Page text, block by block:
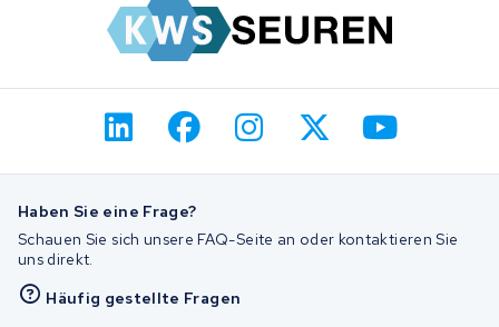
Haben Sie eine Frage?
Schauen Sie sich unsere FAQ-Seite an oder kontaktieren Sie
uns direkt.
Häufig gestellte Fragen